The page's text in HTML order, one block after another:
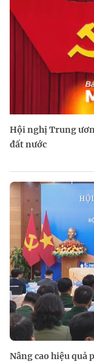
Hội nghị Trung
đất nước
Nâng cao hiệu quả